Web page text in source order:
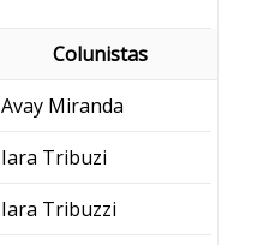
Colunistas
Avay Miranda
Iara Tribuzi
Iara Tribuzzi